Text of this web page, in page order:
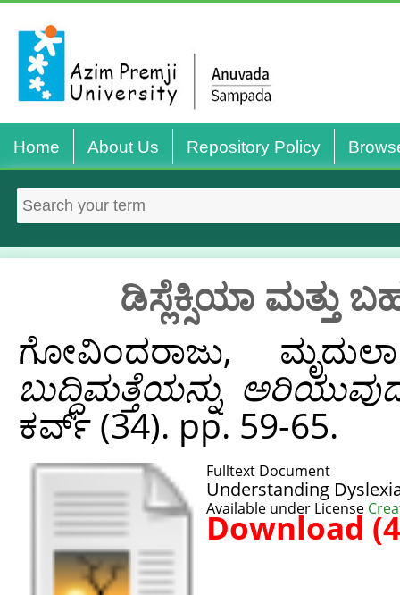
Home About Us Repository Policy
ಡಿಸ್ಲೆಕ್ಸಿಯಾ ಮತ್ತು
ಗೋವಿಂದರಾಜು, ಮೃದುಲಾ
ಬುದ್ಧಿಮತ್ತೆಯನ್ನು
ಕರ್ವ್ (34). pp. 59-65.
Fulltext Document
Understanding
Available under License
Download